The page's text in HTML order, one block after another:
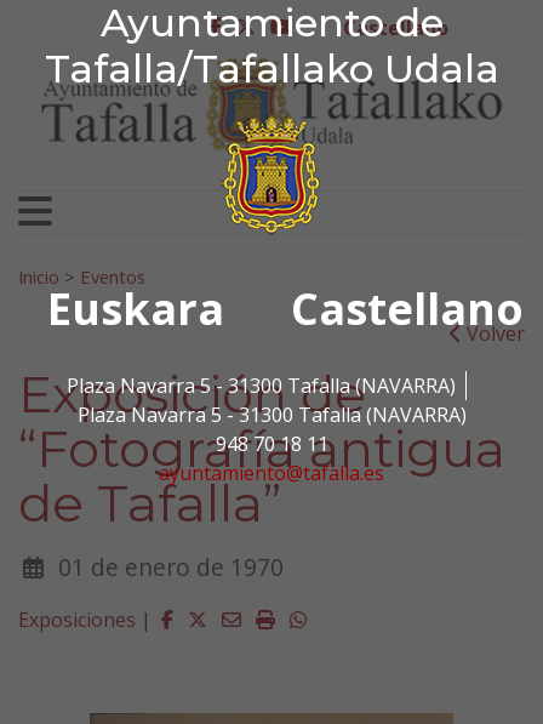
Ayuntamiento de
Tafalla/Tafallako Udala
Euskara Castellano
Plaza Navarra 5 - 31300 Tafalla (NAVARRA)
Plaza Navarra 5 - 31300 Tafalla (NAVARRA)
948 70 18 11
ayuntamiento@tafalla.es
Ir al contenido
Ayuntamiento de
facebook
twitter
youtubeCastellano
Search for:
Inicio > Eventos
Volver
Exposición de
“Fotografía antigua
de Tafalla”
01 de enero de 1970
Exposiciones | Facebook
Twitter
EmailImprimirWhatsapp